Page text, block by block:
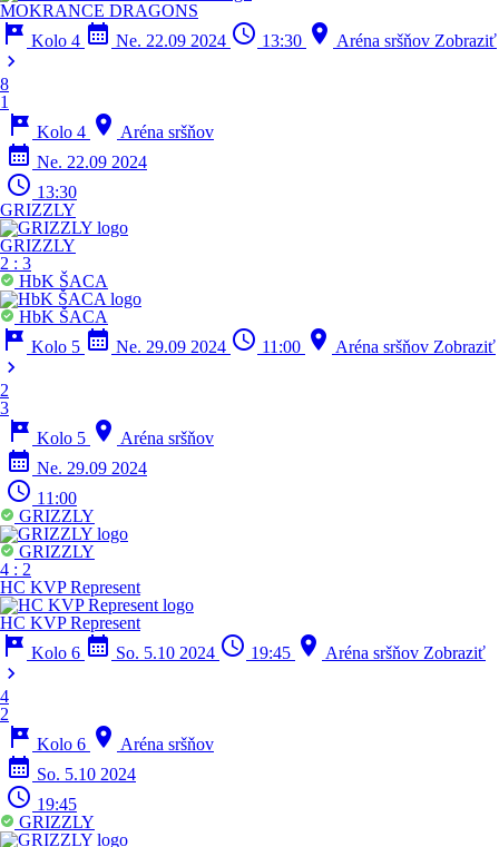
MOKRANCE DRAGONS
tour Kolo 4 calendar_month Ne. 22.09 2024 schedule 13:30 location_on Aréna sršňov Zobraziť
chevron_right
8
1
tour Kolo 4 location_on Aréna sršňov
calendar_month Ne. 22.09 2024
schedule 13:30
GRIZZLY
GRIZZLY
2 : 3
HbK ŠACA
HbK ŠACA
tour Kolo 5 calendar_month Ne. 29.09 2024 schedule 11:00 location_on Aréna sršňov Zobraziť
chevron_right
2
3
tour Kolo 5 location_on Aréna sršňov
calendar_month Ne. 29.09 2024
schedule 11:00
GRIZZLY
GRIZZLY
4 : 2
HC KVP Represent
HC KVP Represent
tour Kolo 6 calendar_month So. 5.10 2024 schedule 19:45 location_on Aréna sršňov Zobraziť
chevron_right
4
2
tour Kolo 6 location_on Aréna sršňov
calendar_month So. 5.10 2024
schedule 19:45
GRIZZLY